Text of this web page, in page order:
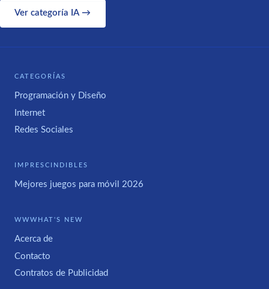
Ver categoría IA →
CATEGORÍAS
Programación y Diseño
Internet
Redes Sociales
IMPRESCINDIBLES
Mejores juegos para móvil 2026
WWWHAT'S NEW
Acerca de
Contacto
Contratos de Publicidad